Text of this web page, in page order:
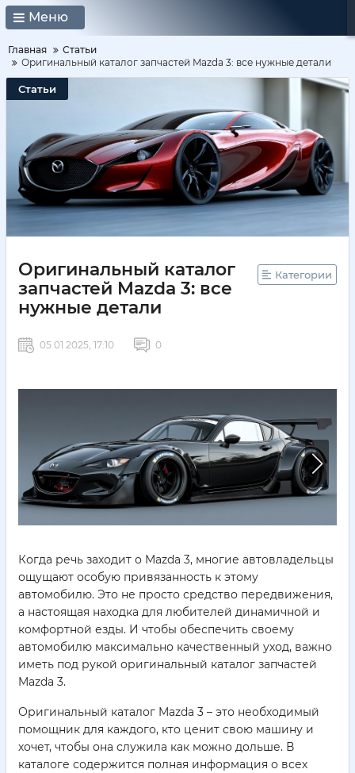
Меню
Главная
Статьи
Оригинальный каталог запчастей Mazda 3: все нужные детали
Статьи
Оригинальный каталог
запчастей Mazda 3: все
нужные детали
Категории
05 01 2025, 17:10 0
Когда речь заходит о Mazda 3, многие автовладельцы
ощущают особую привязанность к этому
автомобилю. Это не просто средство передвижения,
а настоящая находка для любителей динамичной и
комфортной езды. И чтобы обеспечить своему
автомобилю максимально качественный уход, важно
иметь под рукой оригинальный каталог запчастей
Mazda 3.
Оригинальный каталог Mazda 3 – это необходимый
помощник для каждого, кто ценит свою машину и
хочет, чтобы она служила как можно дольше. В
каталоге содержится полная информация о всех